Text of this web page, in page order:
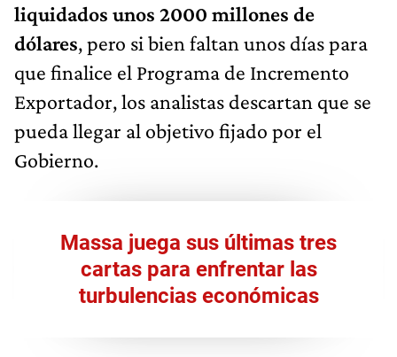
liquidados unos 2000 millones de
dólares, pero si bien faltan unos días para
que finalice el Programa de Incremento
Exportador, los analistas descartan que se
pueda llegar al objetivo fijado por el
Gobierno.
Massa juega sus últimas tres
cartas para enfrentar las
turbulencias económicas